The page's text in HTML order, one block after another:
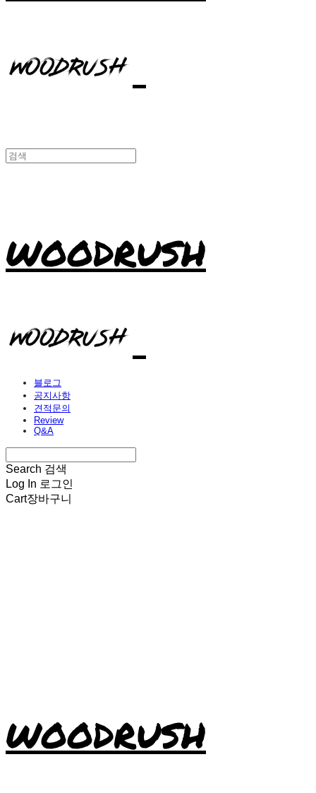
WOODRUSH
블로그
공지사항
견적문의
Review
Q&A
Search 검색
Log In 로그인
Cart장바구니
WOODRUSH